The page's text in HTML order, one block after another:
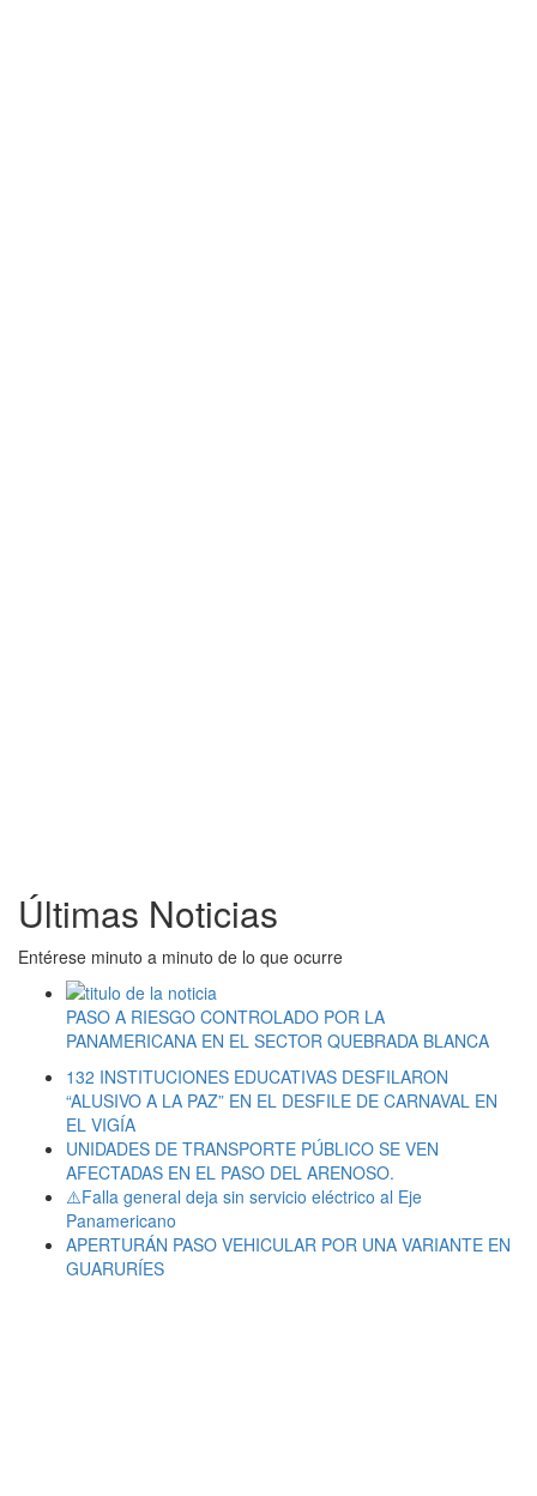
Últimas Noticias
Entérese minuto a minuto de lo que ocurre
PASO A RIESGO CONTROLADO POR LA
PANAMERICANA EN EL SECTOR QUEBRADA BLANCA
132 INSTITUCIONES EDUCATIVAS DESFILARON
“ALUSIVO A LA PAZ” EN EL DESFILE DE CARNAVAL EN
EL VIGÍA
UNIDADES DE TRANSPORTE PÚBLICO SE VEN
AFECTADAS EN EL PASO DEL ARENOSO.
⚠️Falla general deja sin servicio eléctrico al Eje
Panamericano
APERTURÁN PASO VEHICULAR POR UNA VARIANTE EN
GUARURÍES